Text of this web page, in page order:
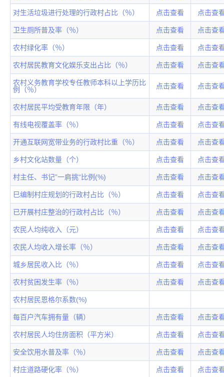
对生活垃圾进行处理的行政村占比（％） 点击查看 点击查
卫生厕所普及率（％） 点击查看 点击查
农村绿化率（％） 点击查看 点击查
农村居民教育文化娱乐支出占比（％） 点击查看 点击查
农村义务教育学校专任教师本科以上学历比
例（％）
点击查看 点击查
农村居民平均受教育年限（年） 点击查看 点击查
有线电视覆盖率（％） 点击查看 点击查
开通互联网宽带业务的行政村比重（％） 点击查看 点击查
乡村文化站数量（个） 点击查看 点击查
村主任、书记”一肩挑“比例(%) 点击查看 点击查
巳编制村庄规划的行政村占比（％） 点击查看 点击查
已开展村庄整治的行政村占比（％） 点击查看 点击查
农民人均纯收入（元） 点击查看 点击查
农民人均收入增长率（％） 点击查看 点击查
城乡居民收入比（％） 点击查看 点击查
农村贫困发生率（％） 点击查看 点击查
农村居民恩格尔系数(%)
每百户汽车拥有量（辆） 点击查看 点击查
农村居民人均住房面积（平方米） 点击查看 点击查
安全饮用水普及率（％） 点击查看 点击查
村庄道路硬化率（％） 点击查看 点击查